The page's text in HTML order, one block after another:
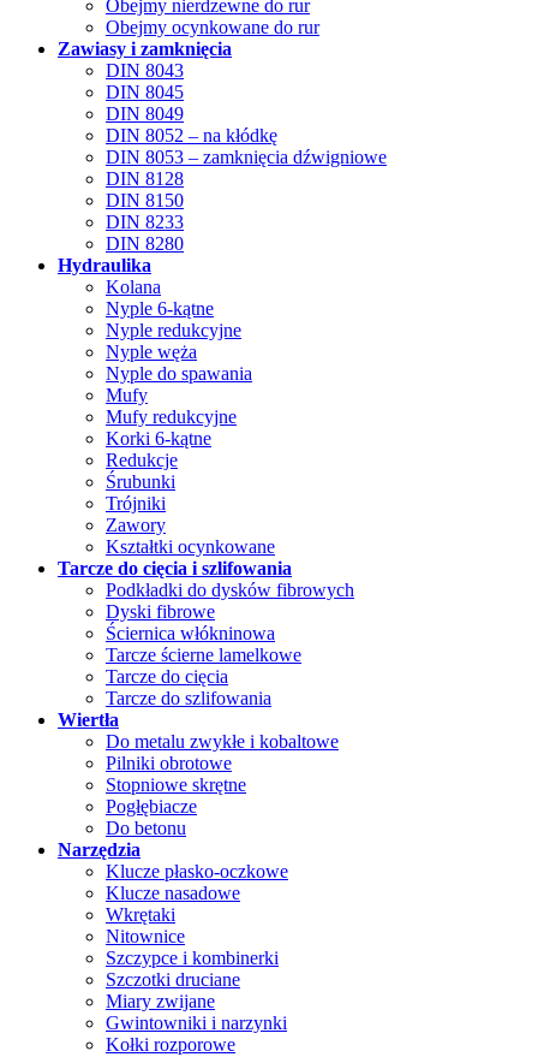
Obejmy nierdzewne do rur
Obejmy ocynkowane do rur
Zawiasy i zamknięcia
DIN 8043
DIN 8045
DIN 8049
DIN 8052 – na kłódkę
DIN 8053 – zamknięcia dźwigniowe
DIN 8128
DIN 8150
DIN 8233
DIN 8280
Hydraulika
Kolana
Nyple 6-kątne
Nyple redukcyjne
Nyple węża
Nyple do spawania
Mufy
Mufy redukcyjne
Korki 6-kątne
Redukcje
Śrubunki
Trójniki
Zawory
Kształtki ocynkowane
Tarcze do cięcia i szlifowania
Podkładki do dysków fibrowych
Dyski fibrowe
Ściernica włókninowa
Tarcze ścierne lamelkowe
Tarcze do cięcia
Tarcze do szlifowania
Wiertła
Do metalu zwykłe i kobaltowe
Pilniki obrotowe
Stopniowe skrętne
Pogłębiacze
Do betonu
Narzędzia
Klucze płasko-oczkowe
Klucze nasadowe
Wkrętaki
Nitownice
Szczypce i kombinerki
Szczotki druciane
Miary zwijane
Gwintowniki i narzynki
Kołki rozporowe